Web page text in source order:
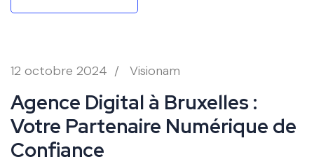
12 octobre 2024 / Visionam
Agence Digital à Bruxelles :
Votre Partenaire Numérique de
Confiance